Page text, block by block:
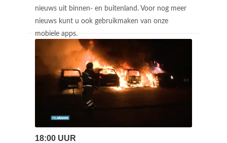
nieuws uit binnen- en buitenland. Voor nog meer
nieuws kunt u ook gebruikmaken van onze
mobiele apps.
18:00 UUR